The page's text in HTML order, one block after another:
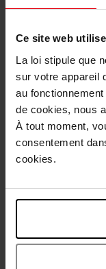
Ce site web
La loi stipule que
sur votre appareil
au
de cookies, nous
À tout moment,
consentement
cookies.
Romantique
overnoir
1
Livraison
Etre
Retour